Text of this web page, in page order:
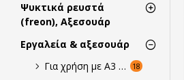
Ψυκτικά ρευστά
(freon), Αξεσουάρ
Εργαλεία & αξεσουάρ
Για χρήση με A3 Εύφλεκτα & Εκρηκτικά Αέρια
18